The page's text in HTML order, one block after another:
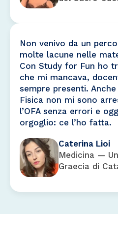
Non venivo da un
molte lacune nelle
Con Study for Fun ho
che mi mancava,
sempre presenti.
Fisica non mi sono
l’OFA senza errori e
orgoglio: ce l’ho fatta.
Caterina Lioi
Medicina —
Graecia di